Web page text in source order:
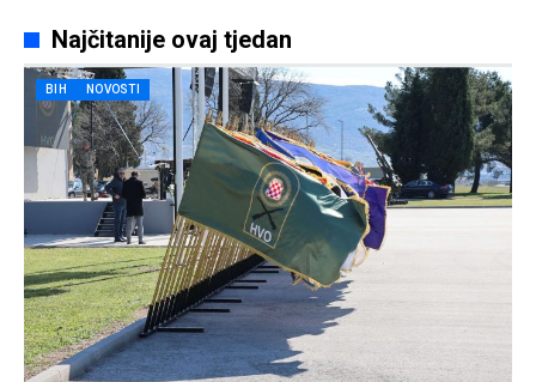
Najčitanije ovaj tjedan
BIH NOVOSTI